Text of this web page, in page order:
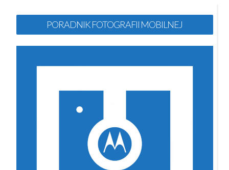
PORADNIK FOTOGRAFII MOBILNEJ